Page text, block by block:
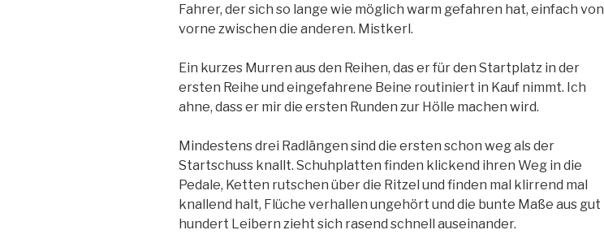
Fahrer, der sich so lange wie möglich warm gefahren hat, einfach von
vorne zwischen die anderen. Mistkerl.
Ein kurzes Murren aus den Reihen, das er für den Startplatz in der
ersten Reihe und eingefahrene Beine routiniert in Kauf nimmt. Ich
ahne, dass er mir die ersten Runden zur Hölle machen wird.
Mindestens drei Radlängen sind die ersten schon weg als der
Startschuss knallt. Schuhplatten finden klickend ihren Weg in die
Pedale, Ketten rutschen über die Ritzel und finden mal klirrend mal
knallend halt, Flüche verhallen ungehört und die bunte Maße aus gut
hundert Leibern zieht sich rasend schnell auseinander.